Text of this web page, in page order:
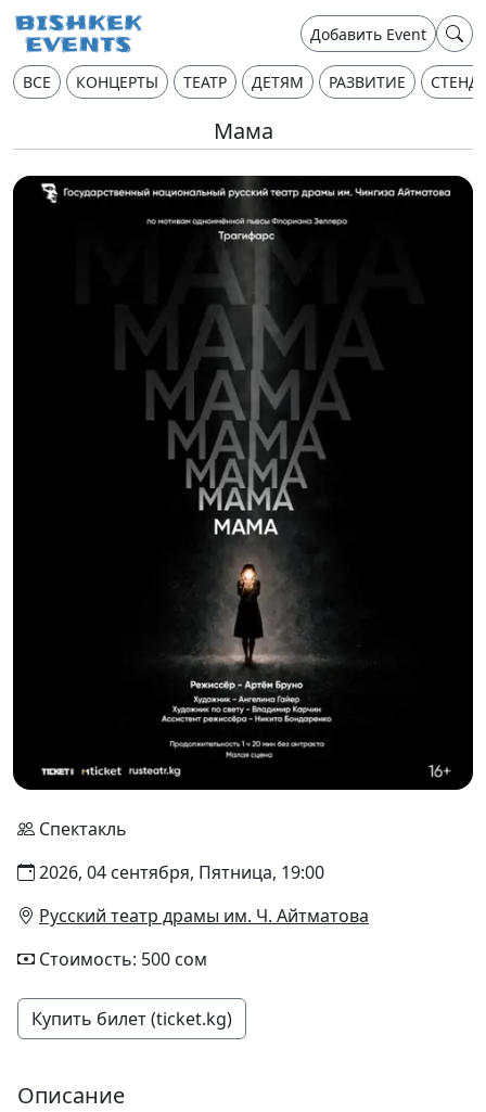
Добавить Event
ВСЕ КОНЦЕРТЫ ТЕАТР ДЕТЯМ РАЗВИТИЕ
Мама
Спектакль
2026, 04 сентября, Пятница, 19:00
Русский театр драмы им. Ч. Айтматова
Стоимость: 500 сом
Купить билет (ticket.kg)
Описание